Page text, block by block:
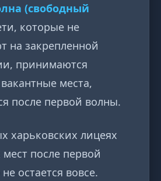
(свободный
которые не
на закрепленной
принимаются
места,
после первой волны.
харьковских лицеях
после первой
остается вовсе.